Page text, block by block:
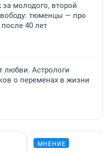
молодого, второй
тюменцы — про
40 лет
любви. Астрологи
о переменах в жизни
МНЕНИЕ